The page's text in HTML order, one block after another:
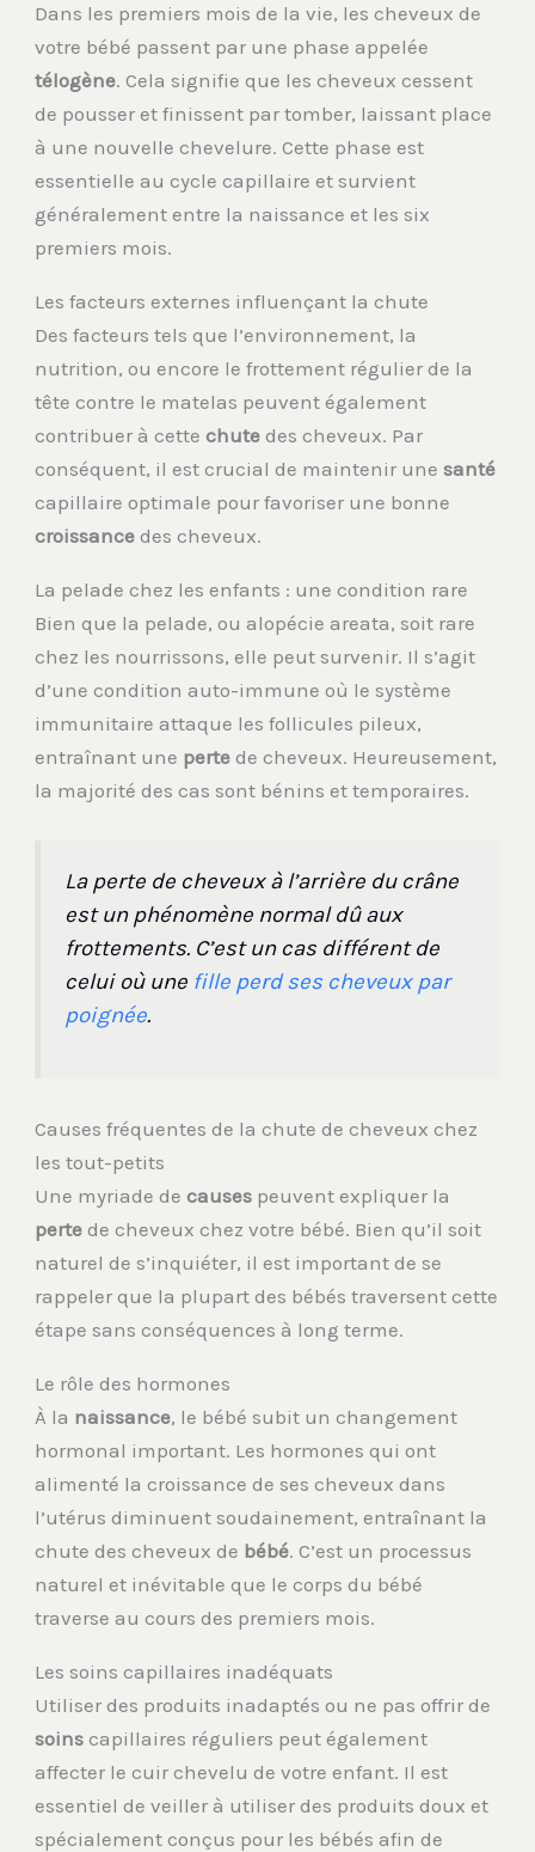
Dans les premiers mois de la vie, les cheveux de
votre bébé passent par une phase appelée
télogène. Cela signifie que les cheveux cessent
de pousser et finissent par tomber, laissant place
à une nouvelle chevelure. Cette phase est
essentielle au cycle capillaire et survient
généralement entre la naissance et les six
premiers mois.
Les facteurs externes influençant la chute
Des facteurs tels que l’environnement, la
nutrition, ou encore le frottement régulier de la
tête contre le matelas peuvent également
contribuer à cettechute des cheveux. Par
conséquent, il est crucial de maintenir une santé
capillaire optimale pour favoriser une bonne
croissance des cheveux.
La pelade chez les enfants : une condition rare
Bien que la pelade, ou alopécie areata, soit rare
chez les nourrissons, elle peut survenir. Il s’agit
d’une condition auto-immune où le système
immunitaire attaque les follicules pileux,
entraînant une perte de cheveux. Heureusement,
la majorité des cas sont bénins et temporaires.
La perte de cheveux à l’arrière du crâne
est un phénomène normal dû aux
frottements. C’est un cas différent de
celui où une fille perd ses cheveux par
poignée.
Causes fréquentes de la chute de cheveux chez
les tout-petits
Une myriade decauses peuvent expliquer la
perte de cheveux chez votre bébé. Bien qu’il soit
naturel de s’inquiéter, il est important de se
rappeler que la plupart des bébés traversent cette
étape sans conséquences à long terme.
Le rôle des hormones
À la naissance, le bébé subit un changement
hormonal important. Les hormones qui ont
alimenté la croissance de ses cheveux dans
l’utérus diminuent soudainement, entraînant la
chute des cheveux de bébé. C’est un processus
naturel et inévitable que le corps du bébé
traverse au cours des premiers mois.
Les soins capillaires inadéquats
Utiliser des produits inadaptés ou ne pas offrir de
soins capillaires réguliers peut également
affecter le cuir chevelu de votre enfant. Il est
essentiel de veiller à utiliser des produits doux et
spécialement conçus pour les bébés afin de